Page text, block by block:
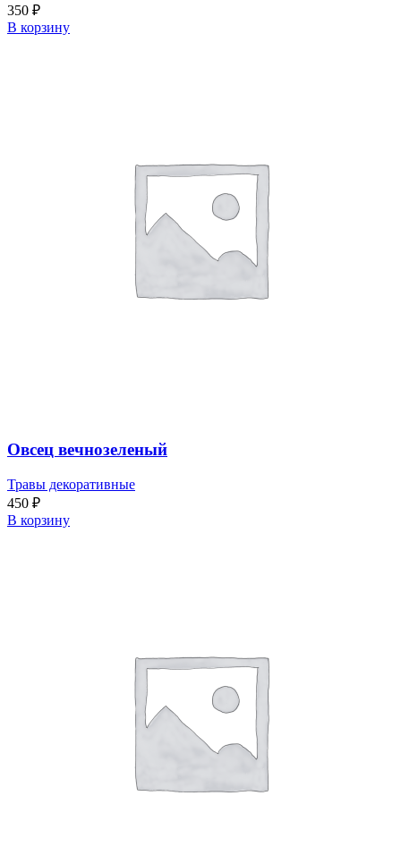
350 ₽
В корзину
Овсец вечнозеленый
Травы декоративные
450 ₽
В корзину